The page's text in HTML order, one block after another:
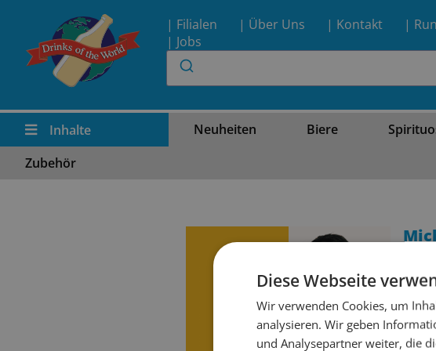
| Filialen | Über Uns | Kontakt |
| Jobs
Inhalte Neuheiten Biere
Zubehör
Diese Webseite
Wir verwenden Cookies, um
analysieren. Wir geben
und Analysepartner weiter, die